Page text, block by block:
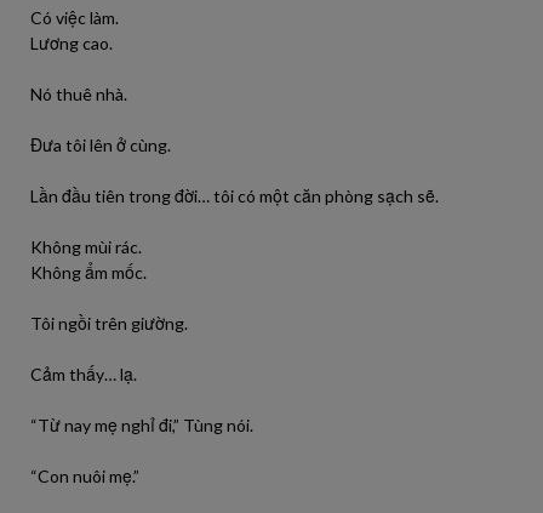
Có việc làm.
Lương cao.
Nó thuê nhà.
Đưa tôi lên ở cùng.
Lần đầu tiên trong đời… tôi có một căn phòng sạch sẽ.
Không mùi rác.
Không ẩm mốc.
Tôi ngồi trên giường.
Cảm thấy… lạ.
“Từ nay mẹ nghỉ đi,” Tùng nói.
“Con nuôi mẹ.”